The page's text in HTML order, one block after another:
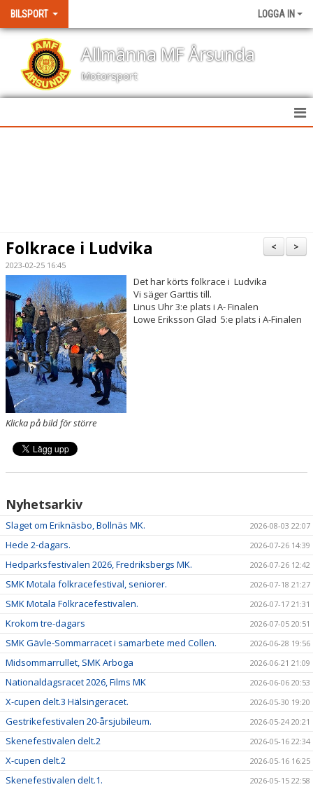
BILSPORT LOGGA IN
Allmänna MF Årsunda
Motorsport
KONTAKT
RESULTAT TÄVLINGAR
DOKUMENT
>
<
Folkrace i Ludvika
2023-02-25 16:45
Klicka på bild för större
Det har körts folkrace i Ludvika
Vi säger Garttis till.
Linus Uhr 3:e plats i A- Finalen
Lowe Eriksson Glad 5:e plats i A-Finalen
Nyhetsarkiv
Slaget om Eriknäsbo, Bollnäs MK. 2026-08-03 22:07
Hede 2-dagars. 2026-07-26 14:39
Hedparksfestivalen 2026, Fredriksbergs MK. 2026-07-26 12:42
SMK Motala folkracefestival, seniorer. 2026-07-18 21:27
SMK Motala Folkracefestivalen. 2026-07-17 21:31
Krokom tre-dagars 2026-07-05 20:51
SMK Gävle-Sommarracet i samarbete med Collen. 2026-06-28 19:56
Midsommarrullet, SMK Arboga 2026-06-21 21:09
Nationaldagsracet 2026, Films MK 2026-06-06 20:53
X-cupen delt.3 Hälsingeracet. 2026-05-30 19:20
Gestrikefestivalen 20-årsjubileum. 2026-05-24 20:21
Skenefestivalen delt.2 2026-05-16 22:34
X-cupen delt.2 2026-05-16 16:25
Skenefestivalen delt.1. 2026-05-15 22:58